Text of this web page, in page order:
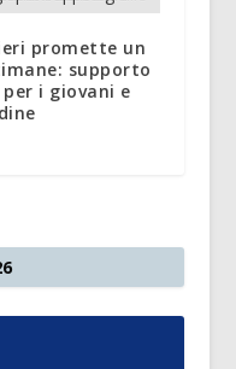
promette un
supporto
i giovani e